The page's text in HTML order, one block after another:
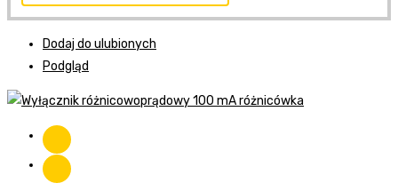
Dodaj do ulubionych
Podgląd